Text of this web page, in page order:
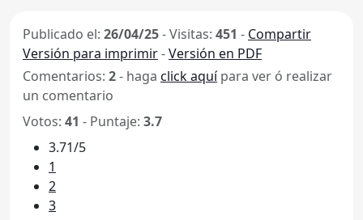
Publicado el: 26/04/25-Visitas: 451 - Compartir
Versión para imprimir-Versión en PDF
Comentarios: 2- haga click aquípara ver ó realizar
un comentario
Votos: 41 - Puntaje: 3.7
3.71/5
1
2
3